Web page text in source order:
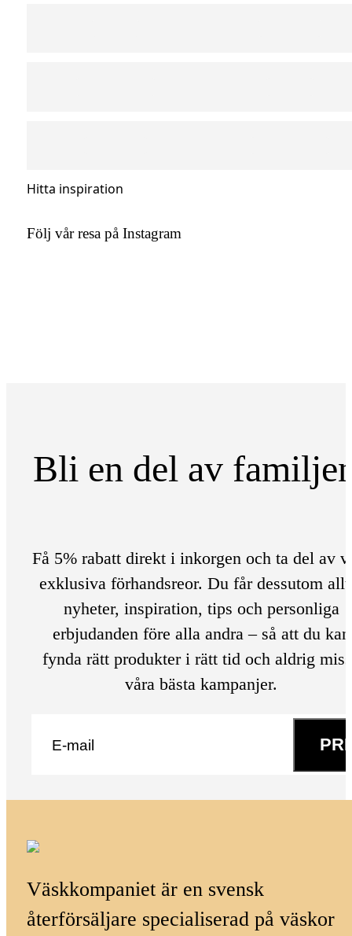
Hitta inspiration
Följ vår resa på Instagram
Bli en del av
Få 5% rabatt direkt i inkorgen och ta del av
exklusiva förhandsreor. Du får dessutom
nyheter, inspiration, tips och personliga
erbjudanden före alla andra – så att du kan
fynda rätt produkter i rätt tid och aldrig
våra bästa kampanjer.
Väskkompaniet är en svensk
återförsäljare specialiserad på väskor